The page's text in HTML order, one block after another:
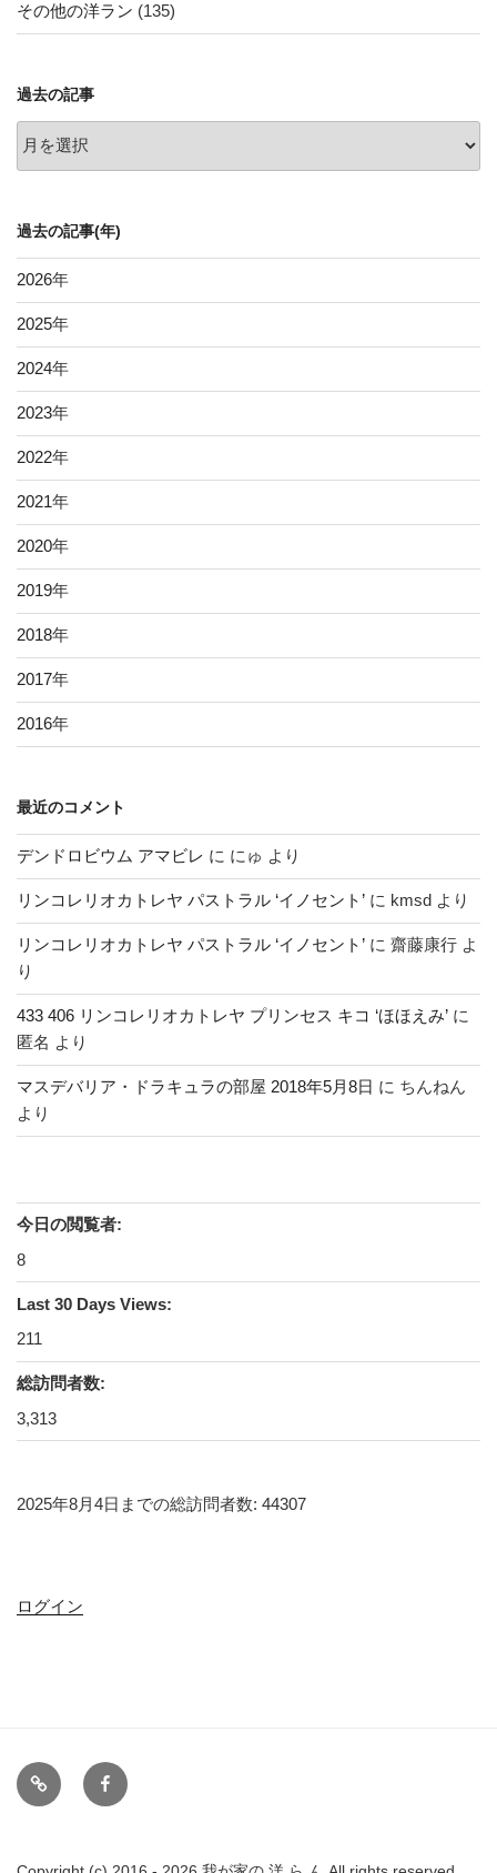
その他の洋ラン (135)
過去の記事
去
事
過去の記事(年)
2026年
2025年
2024年
2023年
2022年
2021年
2020年
2019年
2018年
2017年
2016年
最近のコメント
デンドロビウム アマビレ に にゅ より
リンコレリオカトレヤ パストラル ‘イノセント’ に kmsd より
リンコレリオカトレヤ パストラル ‘イノセント’ に 齋藤康行 よ
り
433 406 リンコレリオカトレヤ プリンセス キコ ‘ほほえみ’ に
匿名 より
マスデバリア・ドラキュラの部屋 2018年5月8日 に ちんねん
より
今日の閲覧者:
8
Last 30 Days Views:
211
総訪問者数:
3,313
2025年8月4日までの総訪問者数: 44307
ログイン
備
忘
FB